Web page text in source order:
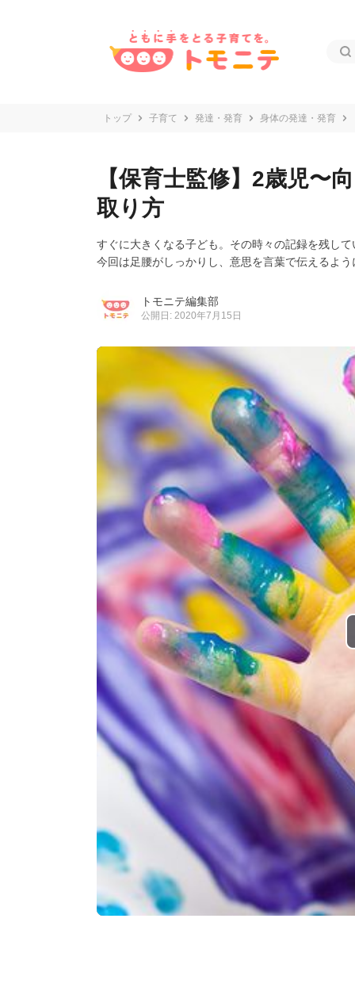
トップ 子育て 発達・発育 身体の発達・発育
【保育士監修】2歳児
取り方
すぐに大きくなる子ども。その時々の記録を残し
今回は足腰がしっかりし、意思を言葉で伝えるよ
トモニテ編集部
公開日: 2020年7月15日